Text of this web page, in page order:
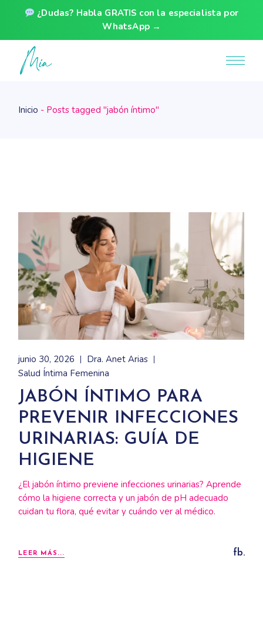
¿Dudas? Habla GRATIS con la especialista por
WhatsApp →
Skip
content
Inicio Posts tagged "jabón íntimo"
junio 30, 2026
Dra. Anet Arias
Salud Íntima Femenina
JABÓN ÍNTIMO PARA
PREVENIR INFECCIONES
URINARIAS: GUÍA DE
HIGIENE
¿El jabón íntimo previene infecciones urinarias? Aprende
cómo la higiene correcta y un jabón de pH adecuado
cuidan tu flora, qué evitar y cuándo ver al médico.
LEER MÁS... fb.